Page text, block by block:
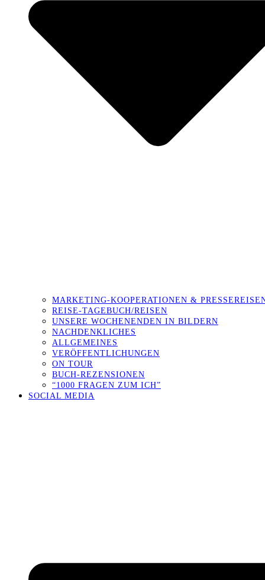
MARKETING-KOOPERATIONEN &
REISE-TAGEBUCH/REISEN
UNSERE WOCHENENDEN IN BILDERN
NACHDENKLICHES
ALLGEMEINES
VERÖFFENTLICHUNGEN
ON TOUR
BUCH-REZENSIONEN
“1000 FRAGEN ZUM ICH”
SOCIAL MEDIA